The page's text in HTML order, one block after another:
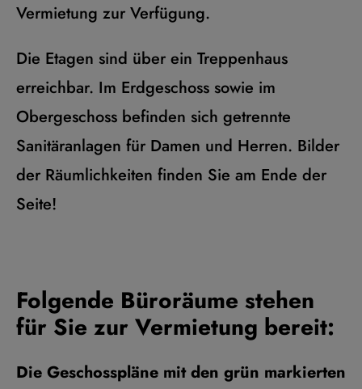
Vermietung zur Verfügung.
Die Etagen sind über ein Treppenhaus
erreichbar. Im Erdgeschoss sowie im
Obergeschoss befinden sich getrennte
Sanitäranlagen für Damen und Herren. Bilder
der Räumlichkeiten finden Sie am Ende der
Seite!
Folgende Büroräume stehen
für Sie zur Vermietung bereit:
Die Geschosspläne mit den grün markierten